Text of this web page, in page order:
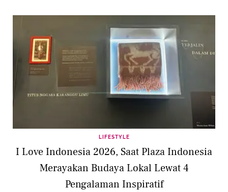
LIFESTYLE
I Love Indonesia 2026, Saat Plaza Indonesia
Merayakan Budaya Lokal Lewat 4
Pengalaman Inspiratif